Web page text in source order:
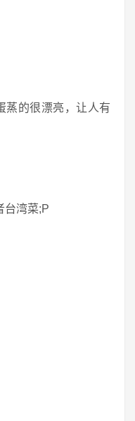
蒸的很漂亮，让人有
台湾菜;P